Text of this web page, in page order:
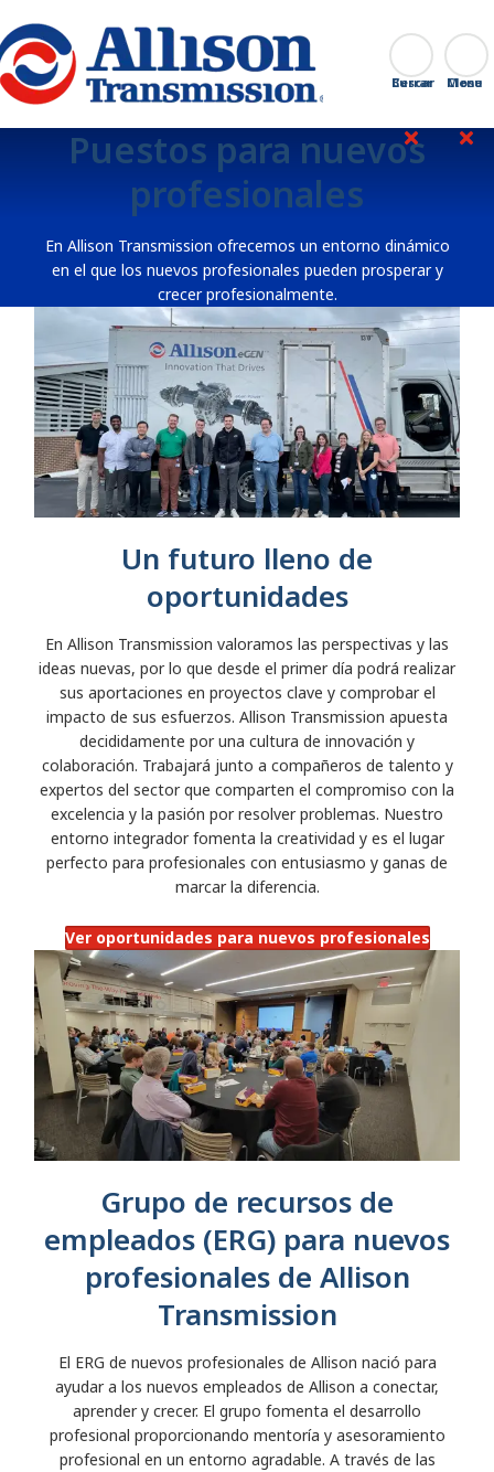
Go Home Buscar
Cerrar
Puestos para nuevos
profesionales
En Allison Transmission ofrecemos un entorno dinámico
en el que los nuevos profesionales pueden prosperar y
crecer profesionalmente.
Un futuro lleno de
oportunidades
En Allison Transmission valoramos las perspectivas y las
ideas nuevas, por lo que desde el primer día podrá realizar
sus aportaciones en proyectos clave y comprobar el
impacto de sus esfuerzos. Allison Transmission apuesta
decididamente por una cultura de innovación y
colaboración. Trabajará junto a compañeros de talento y
expertos del sector que comparten el compromiso con la
excelencia y la pasión por resolver problemas. Nuestro
entorno integrador fomenta la creatividad y es el lugar
perfecto para profesionales con entusiasmo y ganas de
marcar la diferencia.
Ver oportunidades para nuevos profesionales
Grupo de recursos de
empleados (ERG) para nuevos
profesionales de Allison
Transmission
El ERG de nuevos profesionales de Allison nació para
ayudar a los nuevos empleados de Allison a conectar,
aprender y crecer. El grupo fomenta el desarrollo
profesional proporcionando mentoría y asesoramiento
profesional en un entorno agradable. A través de las